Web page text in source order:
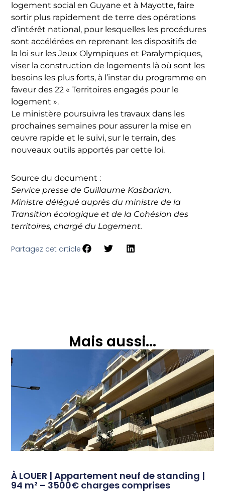
logement social en Guyane et à Mayotte, faire
sortir plus rapidement de terre des opérations
d’intérêt national, pour lesquelles les procédures
sont accélérées en reprenant les dispositifs de
la loi sur les Jeux Olympiques et Paralympiques,
viser la construction de logements là où sont les
besoins les plus forts, à l’instar du programme en
faveur des 22 « Territoires engagés pour le
logement ».
Le ministère poursuivra les travaux dans les
prochaines semaines pour assurer la mise en
œuvre rapide et le suivi, sur le terrain, des
nouveaux outils apportés par cette loi.
Source du document :
Service presse de Guillaume Kasbarian,
Ministre délégué auprès du ministre de la
Transition écologique et de la Cohésion des
territoires, chargé du Logement.
Partagez cet article
Mais aussi...
À LOUER | Appartement neuf de standing |
94 m² – 3500€ charges comprises